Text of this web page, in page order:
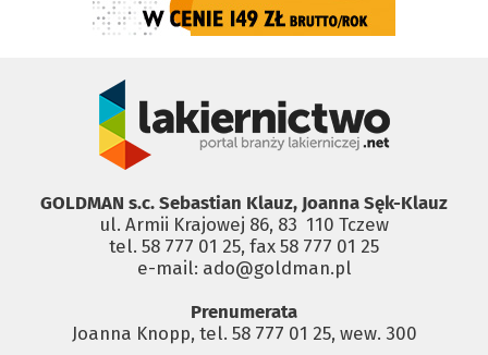
GOLDMAN s.c. Sebastian Klauz, Joanna Sęk-Klauz
ul. Armii Krajowej 86, 83 ­ 110 Tczew
tel. 58 777 01 25, fax 58 777 01 25
e-mail: ado@goldman.pl
Prenumerata
Joanna Knopp, tel. 58 777 01 25, wew. 300